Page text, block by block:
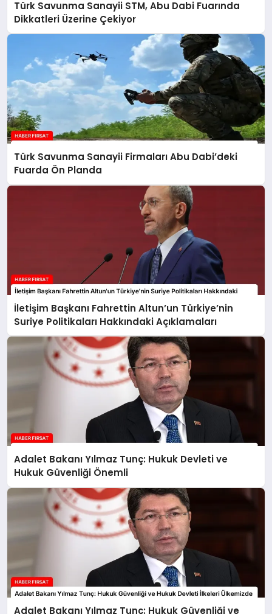
Türk Savunma Sanayii STM, Abu Dabi Fuarında
Dikkatleri Üzerine Çekiyor
Türk Savunma Sanayii Firmaları Abu Dabi’deki
Fuarda Ön Planda
İletişim Başkanı Fahrettin Altun’un Türkiye’nin
Suriye Politikaları Hakkındaki Açıklamaları
Adalet Bakanı Yılmaz Tunç: Hukuk Devleti ve
Hukuk Güvenliği Önemli
Adalet Bakanı Yılmaz Tunç: Hukuk Güvenliği ve